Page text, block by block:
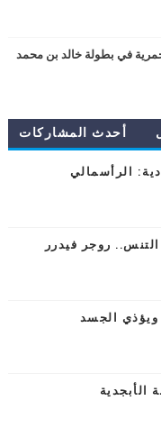
في بطولة خالد بن محمد
أحدث المشاركات
الرأسمالي
روجر فيدرر
ويؤذي الجسد
الأبجدية